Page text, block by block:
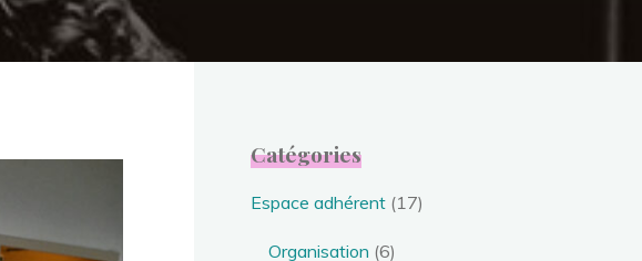
Catégories
Espace adhérent (17)
Organisation (6)